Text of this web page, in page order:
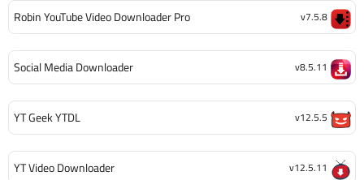
Robin YouTube Video Downloader Pro v7.5.8
Social Media Downloader v8.5.11
YT Geek YTDL v12.5.5
YT Video Downloader v12.5.11